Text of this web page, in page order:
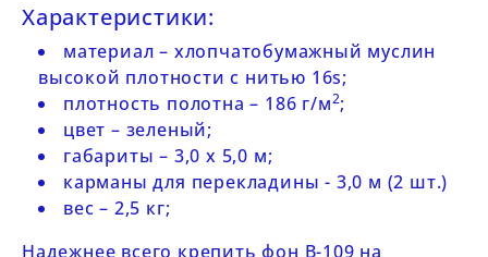
Характеристики:
материал – хлопчатобумажный муслин
высокой плотности с нитью 16s;
плотность полотна – 186 г/м2;
цвет – зеленый;
габариты – 3,0 х 5,0 м;
карманы для перекладины - 3,0 м (2 шт.)
вес – 2,5 кг;
Надежнее всего крепить фон B-109 на